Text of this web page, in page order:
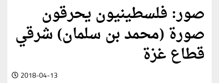
صور: فلسطينيون يحرقون
صورة (محمد بن سلمان) شرقي
قطاع غزة
2018-04-13